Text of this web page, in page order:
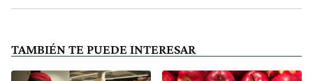
TAMBIÉN TE PUEDE INTERESAR